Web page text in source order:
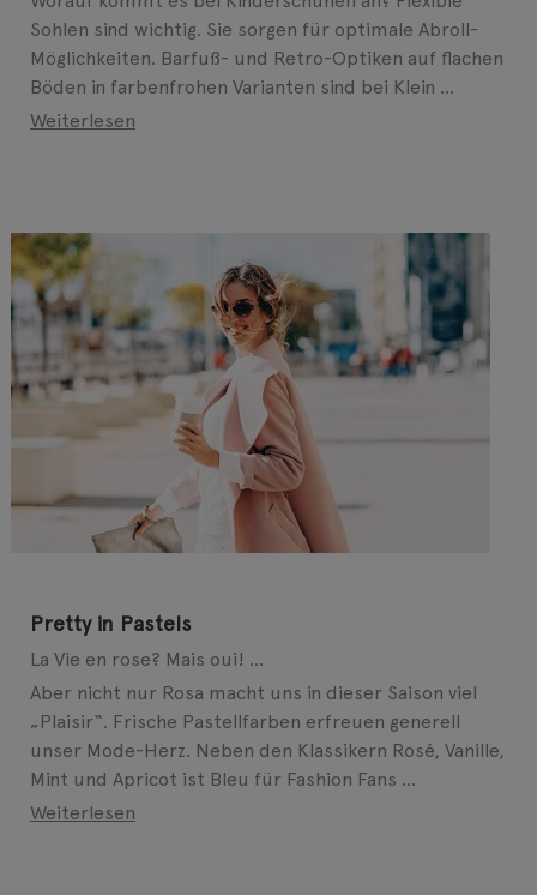
Sohlen sind wichtig. Sie sorgen für optimale Abroll-
Möglichkeiten. Barfuß- und Retro-Optiken auf flachen
Böden in farbenfrohen Varianten sind bei Klein ...
Weiterlesen
Pretty in Pastels
La Vie en rose? Mais oui! ...
Aber nicht nur Rosa macht uns in dieser Saison viel
„Plaisir“. Frische Pastellfarben erfreuen generell
unser Mode-Herz. Neben den Klassikern Rosé, Vanille,
Mint und Apricot ist Bleu für Fashion Fans ...
Weiterlesen